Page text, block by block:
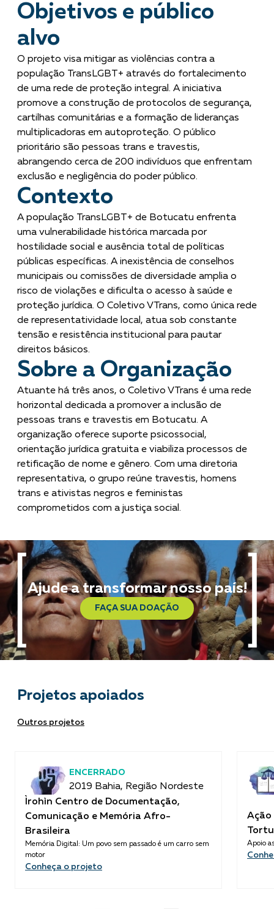
Objetivos e público
alvo
O projeto visa mitigar as violências contra a
população TransLGBT+ através do fortalecimento
de uma rede de proteção integral. A iniciativa
promove a construção de protocolos de segurança,
cartilhas comunitárias e a formação de lideranças
multiplicadoras em autoproteção. O público
prioritário são pessoas trans e travestis,
abrangendo cerca de 200 indivíduos que enfrentam
exclusão e negligência do poder público.
Contexto
A população TransLGBT+ de Botucatu enfrenta
uma vulnerabilidade histórica marcada por
hostilidade social e ausência total de políticas
públicas específicas. A inexistência de conselhos
municipais ou comissões de diversidade amplia o
risco de violações e dificulta o acesso à saúde e
proteção jurídica. O Coletivo VTrans, como única rede
de representatividade local, atua sob constante
tensão e resistência institucional para pautar
direitos básicos.
Sobre a Organização
Atuante há três anos, o Coletivo VTrans é uma rede
horizontal dedicada a promover a inclusão de
pessoas trans e travestis em Botucatu. A
organização oferece suporte psicossocial,
orientação jurídica gratuita e viabiliza processos de
retificação de nome e gênero. Com uma diretoria
representativa, o grupo reúne travestis, homens
trans e ativistas negros e feministas
comprometidos com a justiça social.
Ajude a transformar nosso país!
FAÇA SUA DOAÇÃO
Projetos apoiados
Outros projetos
ENCERRADO
2019 Bahia, Região Nordeste
Ìrohìn Centro de Documentação,
Comunicação e Memória Afro-
Brasileira
Memória Digital: Um povo sem passado é um carro sem
motor
Conheça o projeto
Ação
Apoio